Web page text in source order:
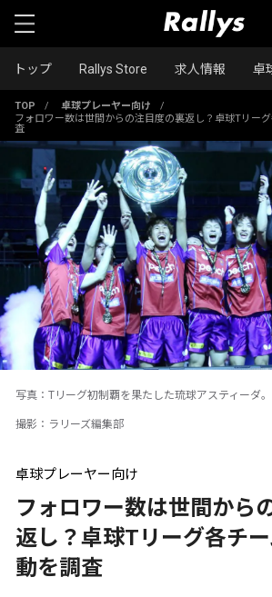
トップ Rallys Store 求人情報 卓
TOP / 卓球プレーヤー向け
/
フォロワー数は世間からの注目度の裏返し？卓球Tリー
査
写真：Tリーグ初制覇を果たした琉球アスティーダ
撮影：ラリーズ編集部
卓球プレーヤー向け
フォロワー数は世間から
返し？卓球Tリーグ各チ
動を調査